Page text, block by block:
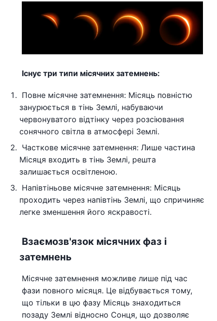
Існує три типи місячних затемнень:
Повне місячне затемнення: Місяць повністю
занурюється в тінь Землі, набуваючи
червонуватого відтінку через розсіювання
сонячного світла в атмосфері Землі.
Часткове місячне затемнення: Лише частина
Місяця входить в тінь Землі, решта
залишається освітленою.
Напівтіньове місячне затемнення: Місяць
проходить через напівтінь Землі, що спричиняє
легке зменшення його яскравості.
Взаємозв'язок місячних фаз і
затемнень
Місячне затемнення можливе лише під час
фази повного місяця. Це відбувається тому,
що тільки в цю фазу Місяць знаходиться
позаду Землі відносно Сонця, що дозволяє